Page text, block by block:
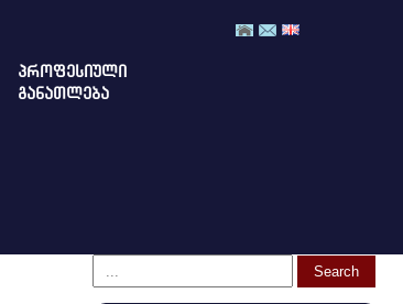
ᲞᲠᲝᲤᲔᲡᲘᲣᲚᲘ
ᲒᲐᲜᲐᲗᲚᲔᲑᲐ